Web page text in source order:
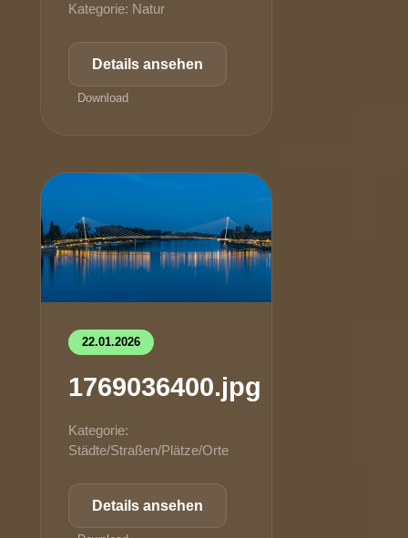
Kategorie: Natur
Details ansehen
Download
22.01.2026
1769036400.jpg
Kategorie:
Städte/Straßen/Plätze/Orte
Details ansehen